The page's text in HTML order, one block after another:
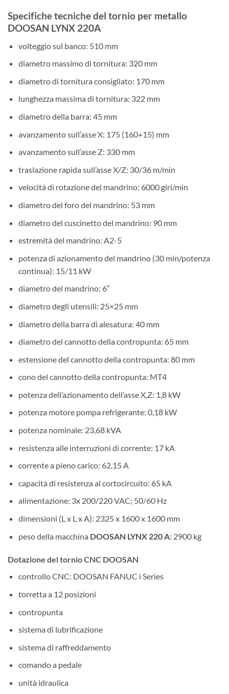
Specifiche tecniche del tornio per metallo
DOOSAN LYNX 220A
volteggio sul banco: 510 mm
diametro massimo di tornitura: 320 mm
diametro di tornitura consigliato: 170 mm
lunghezza massima di tornitura: 322 mm
diametro della barra: 45 mm
avanzamento sull’asse X: 175 (160+15) mm
avanzamento sull’asse Z: 330 mm
traslazione rapida sull’asse X/Z: 30/36 m/min
velocità di rotazione del mandrino: 6000 giri/min
diametro del foro del mandrino: 53 mm
diametro del cuscinetto del mandrino: 90 mm
estremità del mandrino: A2-5
potenza di azionamento del mandrino (30 min/potenza
continua): 15/11 kW
diametro del mandrino: 6″
diametro degli utensili: 25×25 mm
diametro della barra di alesatura: 40 mm
diametro del cannotto della contropunta: 65 mm
estensione del cannotto della contropunta: 80 mm
cono del cannotto della contropunta: MT4
potenza dell’azionamento dell’asse X,Z: 1,8 kW
potenza motore pompa refrigerante: 0,18 kW
potenza nominale: 23,68 kVA
resistenza alle interruzioni di corrente: 17 kA
corrente a pieno carico: 62,15 A
capacità di resistenza al cortocircuito: 65 kA
alimentazione: 3x 200/220 VAC; 50/60 Hz
dimensioni (L x L x A): 2325 x 1600 x 1600 mm
peso della macchina DOOSAN LYNX 220 A: 2900 kg
Dotazione del tornio CNC DOOSAN
controllo CNC: DOOSAN FANUC i Series
torretta a 12 posizioni
contropunta
sistema di lubrificazione
sistema di raffreddamento
comando a pedale
unità idraulica